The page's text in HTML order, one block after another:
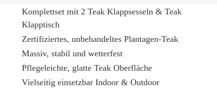
Komplettset mit 2 Teak Klappsesseln & Teak
Klapptisch
Zertifiziertes, unbehandeltes Plantagen-Teak
Massiv, stabil und wetterfest
Pflegeleichte, glatte Teak Oberfläche
Vielseitig einsetzbar Indoor & Outdoor